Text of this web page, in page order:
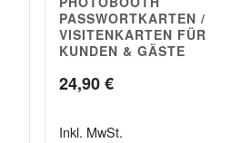
5.00
PASSWORTKARTEN /
VISITENKARTEN FÜR
KUNDEN & GÄSTE
24,90€
Inkl. MwSt.